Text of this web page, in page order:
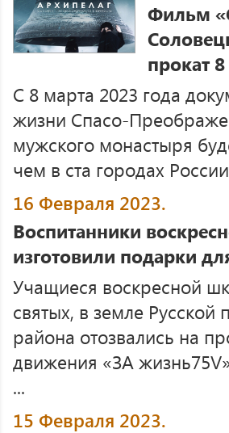
Фильм
прокат
С 8 марта 2023 года
жизни Спасо-
мужского монастыря
чем в ста городах
16 Февраля 2023.
Воспитанники
изготовили подарки
Учащиеся воскресной
святых, в земле Русской
района отозвались на
движения «ЗА
...
15 Февраля 2023.